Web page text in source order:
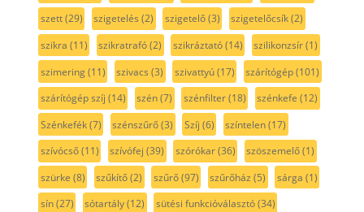
szett(29) szigetelés (2) szigetelő(3) szigetelőcsík(2)
szikra (11) szikratrafó(2) szikráztató(14) szilikonzsír(1)
szimering(11) szivacs (3) szivattyú(17) szárítógép(101)
szárítógép szíj (14) szén(7) szénfilter(18) szénkefe (12)
Szénkefék(7) szénszűrő(3) Szíj (6) színtelen(17)
szívócső(11) szívófej (39) szórókar(36) szöszemelő(1)
szürke (8) szűkítő(2) szűrő(97) szűrőház (5) sárga (1)
sín(27) sótartály(12) sütési funkcióválasztó(34)